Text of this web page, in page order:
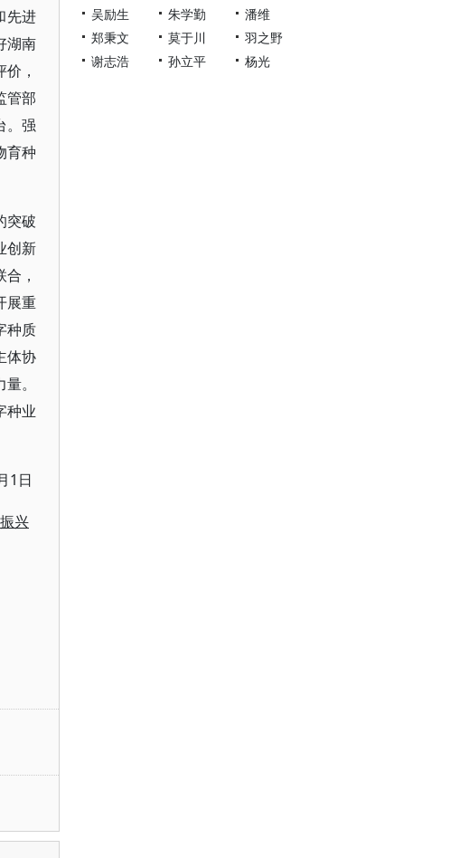
先进
湖南
，
管部
。强
育种
突破
创新
，
展重
种质
体协
。
种业
1日
兴
吴励生
朱学勤
潘维
郑秉文
莫于川
羽之野
谢志浩
孙立平 杨光